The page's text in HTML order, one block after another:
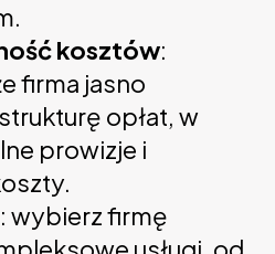
kosztów:
firma jasno
opłat, w
prowizje i
: wybierz firmę